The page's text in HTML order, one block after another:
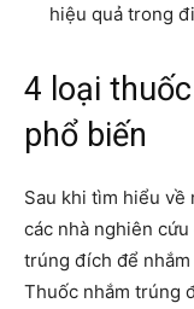
hiệu quả trong
4 loại
phổ biến
Sau khi tìm hiểu
các nhà nghiên
trúng đích để
Thuốc nhắm trúng